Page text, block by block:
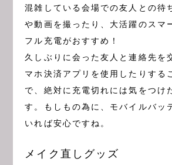
混雑している会場での友人との待
や動画を撮ったり、大活躍のスマ
フル充電がおすすめ！
久しぶりに会った友人と連絡先を
マホ決済アプリを使用したりする
で、絶対に充電切れには気をつけ
す。もしもの為に、モバイルバッ
いれば安心ですね。
メイク直しグッズ